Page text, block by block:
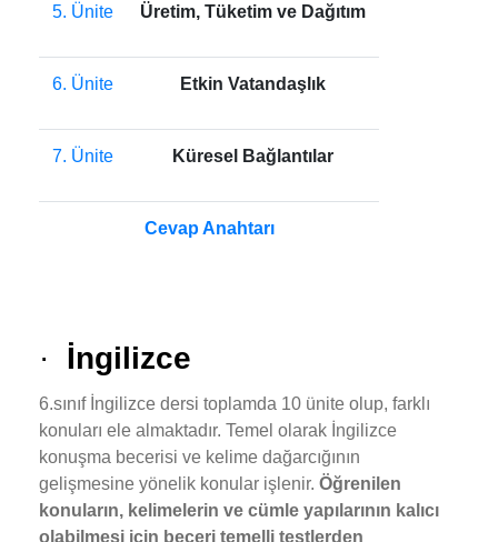
5. Ünite Üretim, Tüketim ve Dağıtım
6. Ünite Etkin Vatandaşlık
7. Ünite Küresel Bağlantılar
Cevap Anahtarı
· İngilizce
6.sınıf İngilizce dersi toplamda 10 ünite olup, farklı
konuları ele almaktadır. Temel olarak İngilizce
konuşma becerisi ve kelime dağarcığının
gelişmesine yönelik konular işlenir. Öğrenilen
konuların, kelimelerin ve cümle yapılarının kalıcı
olabilmesi için beceri temelli testlerden